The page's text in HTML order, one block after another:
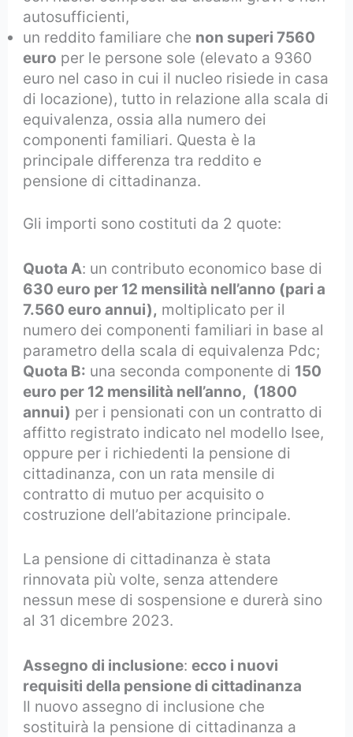
autosufficienti,
un reddito familiare che non superi 7560
euro per le persone sole (elevato a 9360
euro nel caso in cui il nucleo risiede in casa
di locazione), tutto in relazione alla scala di
equivalenza, ossia alla numero dei
componenti familiari. Questa è la
principale differenza tra reddito e
pensione di cittadinanza.
Gli importi sono costituti da 2 quote:
Quota A: un contributo economico base di
630 euro per 12 mensilità nell’anno (pari a
7.560 euro annui), moltiplicato per il
numero dei componenti familiari in base al
parametro della scala di equivalenza Pdc;
Quota B: una seconda componente di 150
euro per 12 mensilità nell’anno, (1800
annui) per i pensionati con un contratto di
affitto registrato indicato nel modello Isee,
oppure per i richiedenti la pensione di
cittadinanza, con un rata mensile di
contratto di mutuo per acquisito o
costruzione dell’abitazione principale.
La pensione di cittadinanza è stata
rinnovata più volte, senza attendere
nessun mese di sospensione e durerà sino
al 31 dicembre 2023.
Assegno di inclusione:ecco i nuovi
requisiti della pensione di cittadinanza
Il nuovo assegno di inclusione che
sostituirà la pensione di cittadinanza a